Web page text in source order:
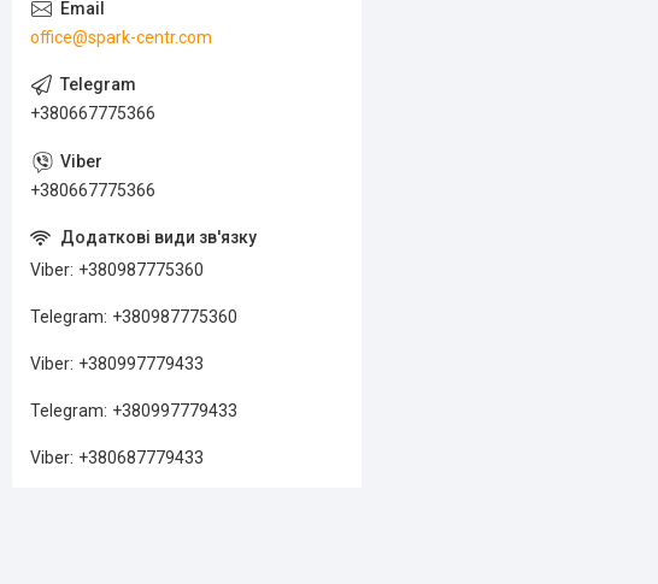
office@spark-centr.com
+380667775366
+380667775366
Viber +380987775360
Telegram +380987775360
Viber +380997779433
Telegram +380997779433
Viber +380687779433